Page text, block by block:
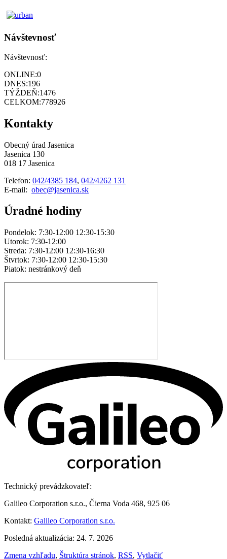
Návštevnosť
Návštevnosť:
ONLINE:0
DNES:196
TÝŽDEŇ:1476
CELKOM:778926
Kontakty
Obecný úrad Jasenica
Jasenica 130
018 17 Jasenica
Telefon: 042/4385 184, 042/4262 131
E-mail: obec@jasenica.sk
Úradné hodiny
Pondelok: 7:30-12:00 12:30-15:30
Utorok: 7:30-12:00
Streda: 7:30-12:00 12:30-16:30
Štvrtok: 7:30-12:00 12:30-15:30
Piatok: nestránkový deň
Technický prevádzkovateľ:
Galileo Corporation s.r.o., Čierna Voda 468, 925 06
Kontakt: Galileo Corporation s.r.o.
Posledná aktualizácia: 24. 7. 2026
Zmena vzhľadu, Štruktúra stránok, RSS, Vytlačiť